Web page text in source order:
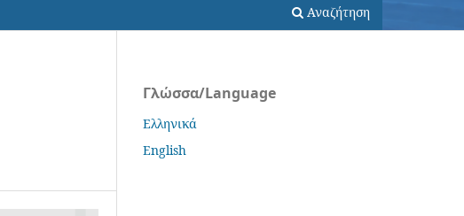
Αναζήτηση
Γλώσσα/Language
Ελληνικά
English